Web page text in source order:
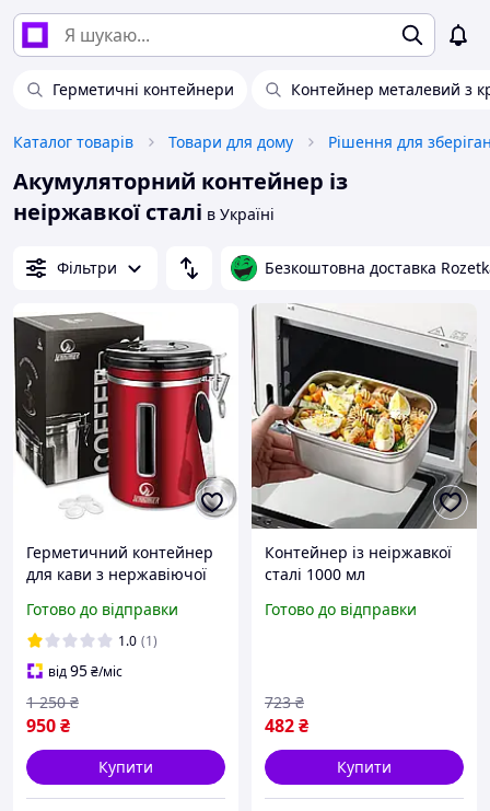
Герметичні контейнери Контейнер металевий з
Каталог товарів Товари для дому Рішення для
Акумуляторний контейнер із
неіржавкої сталі в Україні
Фільтри Безкоштовна доставка
Герметичний контейнер
для кави з нержавіючої
CO2, індикатором дати,
червоний
Готово до відправки
1.0 (1)
від95₴/міс
950₴
1 250 ₴
Купити
Контейнер із неіржавкої
сталі 1000 мл
роботу та пікнік
Готово до відправки
482₴
723 ₴
Купити